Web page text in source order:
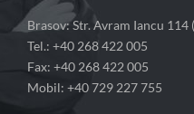
Brasov: Str. Avram Iancu 114
Tel.: +40 268 422 005
Fax: +40 268 422 005
Mobil: +40 729 227 755